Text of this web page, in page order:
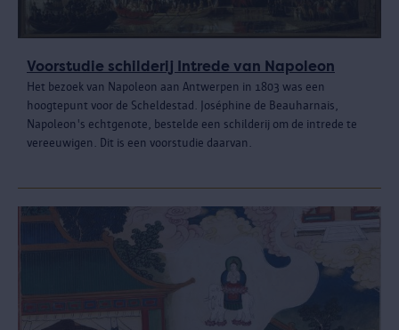
Voorstudie schilderij Intrede van Napoleon
Het bezoek van Napoleon aan Antwerpen in 1803 was een
hoogtepunt voor de Scheldestad. Joséphine de Beauharnais,
Napoleon's echtgenote, bestelde een schilderij om de intrede te
vereeuwigen. Dit is een voorstudie daarvan.